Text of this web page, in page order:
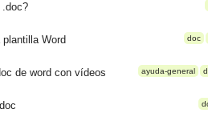
.doc?
doc
Word
ayuda-general
de word con vídeos